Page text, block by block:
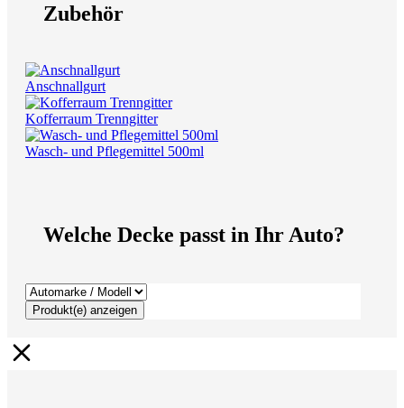
Zubehör
Anschnallgurt
Kofferraum Trenngitter
Wasch- und Pflegemittel 500ml
Welche Decke passt in Ihr Auto?
Produkt(e) anzeigen